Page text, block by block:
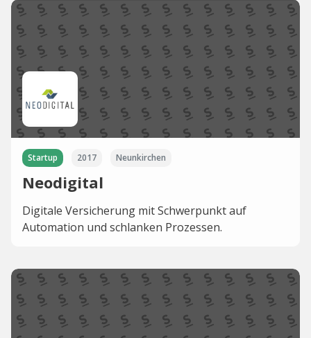
Startup 2017 Neunkirchen
Neodigital
Digitale Versicherung mit Schwerpunkt auf
Automation und schlanken Prozessen.